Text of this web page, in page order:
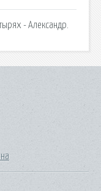
- Александр.